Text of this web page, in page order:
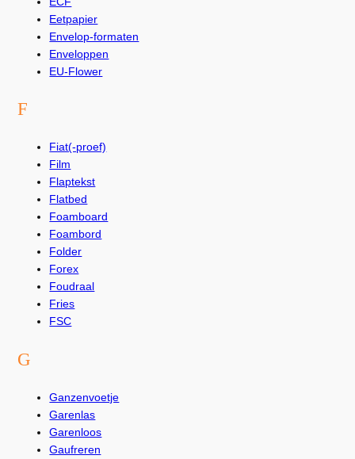
Eetpapier
Envelop-formaten
Enveloppen
EU-Flower
F
Fiat(-proef)
Film
Flaptekst
Flatbed
Foamboard
Foambord
Folder
Forex
Foudraal
Fries
FSC
G
Ganzenvoetje
Garenlas
Garenloos
Gaufreren